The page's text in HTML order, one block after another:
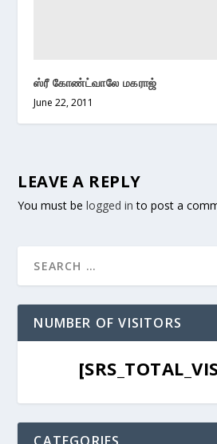
ஸ்ரீ கோண்ட்வாலே மகராஜ்
June 22, 2011
LEAVE A REPLY
You must belogged in to post a
NUMBER OF VISITORS